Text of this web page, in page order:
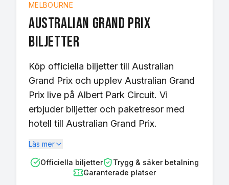
MELBOURNE
Australian Grand Prix
biljetter
Köp officiella biljetter till Australian
Grand Prix och upplev Australian Grand
Prix live på Albert Park Circuit. Vi
erbjuder biljetter och paketresor med
hotell till Australian Grand Prix.
Läs mer
Officiella biljetter
Trygg & säker betalning
Garanterade platser